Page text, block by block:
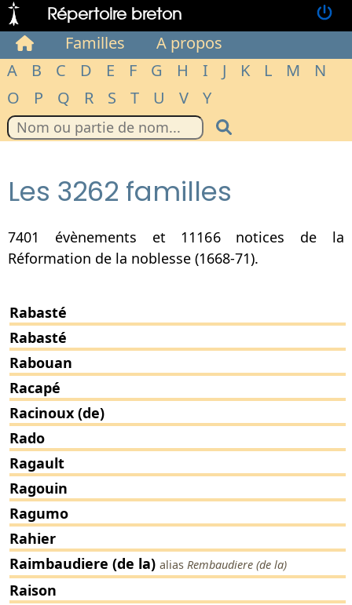
Répertoire breton
Familles
A propos
A
B C D E F G H I J K L M
N
O
P Q R S T U V Y
Les 3262 familles
7401 évènements et 11166 notices de la
Réformation de la noblesse (1668-71).
Rabasté
Rabasté
Rabouan
Racapé
Racinoux (de)
Rado
Ragault
Ragouin
Ragumo
Rahier
Raimbaudiere (de la) alias Rembaudiere (de la)
Raison